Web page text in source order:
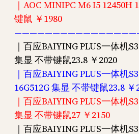
｜AOC MINIPC M6 I5 12450H
键鼠 ￥1980
｜百应BAIYING PLUS一体机
集显 不带键鼠23.8 ￥2020
｜百应BAIYING PLUS一体机
16G512G 集显 不带键鼠23.8 ￥
｜百应BAIYING PLUS一体机
集显 不带键鼠27 ￥2150
｜百应BAIYING PLUS一体机